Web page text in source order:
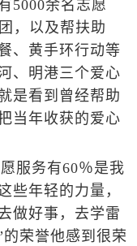
5000余名志愿
，以及帮扶助
、黄手环行动等
、明港三个爱心
是看到曾经帮助
当年收获的爱心
服务有60％是我
些年轻的力量，
做好事，去学雷
荣誉他感到很荣